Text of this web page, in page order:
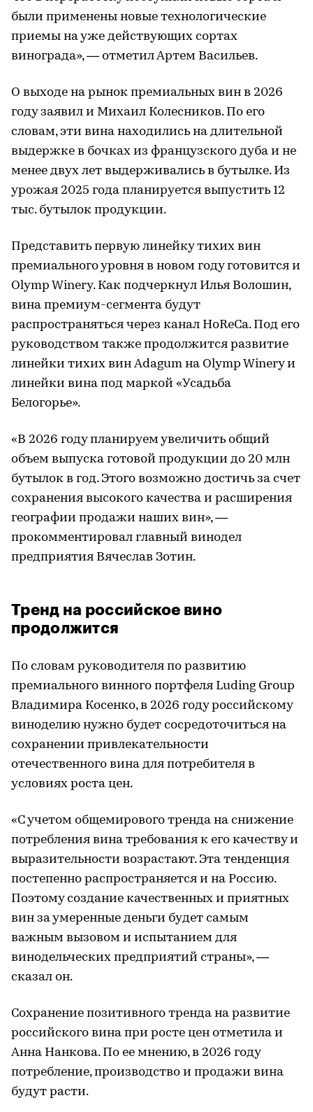
были применены новые технологические
приемы на уже действующих сортах
винограда», — отметил Артем Васильев.
О выходе на рынок премиальных вин в 2026
году заявил и Михаил Колесников. По его
словам, эти вина находились на длительной
выдержке в бочках из французского дуба и не
менее двух лет выдерживались в бутылке. Из
урожая 2025 года планируется выпустить 12
тыс. бутылок продукции.
Представить первую линейку тихих вин
премиального уровня в новом году готовится и
Olymp Winery. Как подчеркнул Илья Волошин,
вина премиум-сегмента будут
распространяться через канал HoReCa. Под его
руководством также продолжится развитие
линейки тихих вин Adagum на Olymp Winery и
линейки вина под маркой «Усадьба
Белогорье».
«В 2026 году планируем увеличить общий
объем выпуска готовой продукции до 20 млн
бутылок в год. Этого возможно достичь за счет
сохранения высокого качества и расширения
географии продажи наших вин», —
прокомментировал главный винодел
предприятия Вячеслав Зотин.
Тренд на российское вино
продолжится
По словам руководителя по развитию
премиального винного портфеля Luding Group
Владимира Косенко, в 2026 году российскому
виноделию нужно будет сосредоточиться на
сохранении привлекательности
отечественного вина для потребителя в
условиях роста цен.
«С учетом общемирового тренда на снижение
потребления вина требования к его качеству и
выразительности возрастают. Эта тенденция
постепенно распространяется и на Россию.
Поэтому создание качественных и приятных
вин за умеренные деньги будет самым
важным вызовом и испытанием для
винодельческих предприятий страны», —
сказал он.
Сохранение позитивного тренда на развитие
российского вина при росте цен отметила и
Анна Нанкова. По ее мнению, в 2026 году
потребление, производство и продажи вина
будут расти.